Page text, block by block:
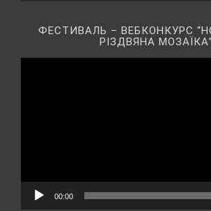
ФЕСТИВАЛЬ – ВЕБКОНКУРС
РІЗДВЯНА МОЗАЇКА”
00:00